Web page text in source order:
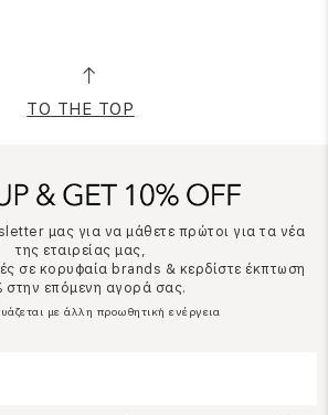
TO THE TOP
μας για να μάθετε πρώτοι για τα νέα
της εταιρείας μας,
σε κορυφαία brands & κερδίστε έκπτωση
στην επόμενη αγορά σας.
με άλλη προωθητική ενέργεια